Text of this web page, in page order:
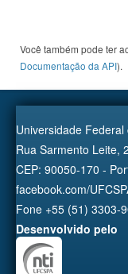
Você também pode ter
Documentação da API).
Universidade
Rua Sarmento Leite,
CEP: 90050-170 -
facebook.com/
Fone +55 (51) 3303-
Desenvolvido pelo